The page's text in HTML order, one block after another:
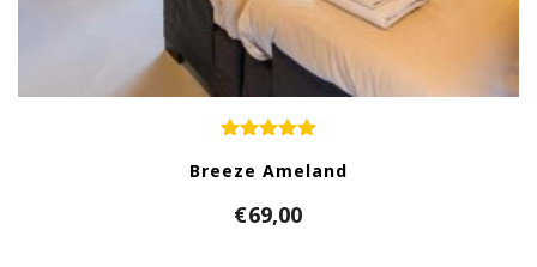
Breeze Ameland
€69,00